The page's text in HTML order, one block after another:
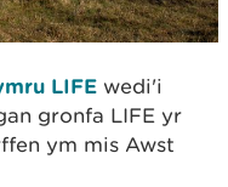
LIFE wedi'i
gronfa LIFE yr
ym mis Awst